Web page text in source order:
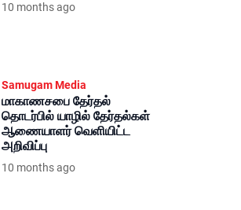
10 months ago
Samugam Media
மாகாணசபை தேர்தல்
தொடர்பில் யாழில் தேர்தல்கள்
ஆணையாளர் வெளியிட்ட
அறிவிப்பு
10 months ago